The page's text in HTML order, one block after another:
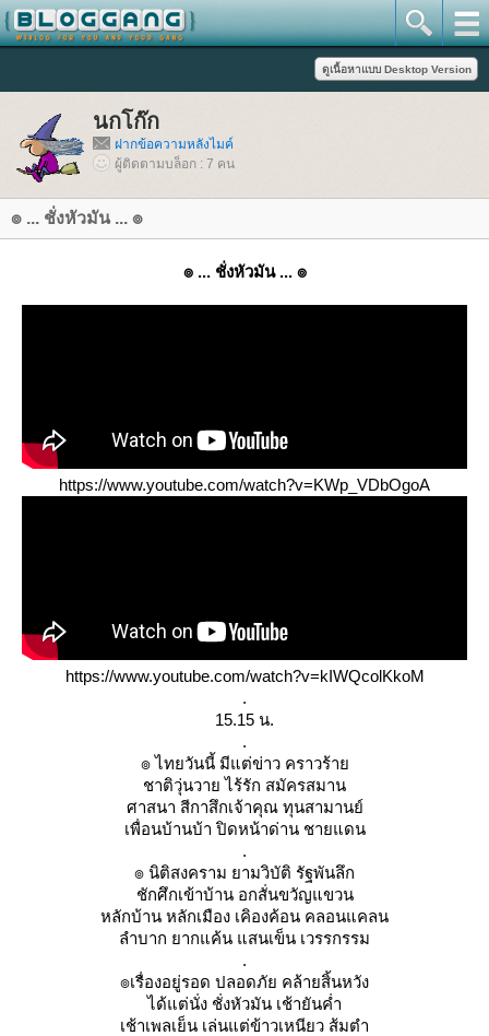
นกโก๊ก
ฝากข้อความหลังไมค์
ผู้ติดตามบล็อก : 7 คน
๏ ... ชั่งหัวมัน ... ๏
๏ ... ชั่งหัวมัน ... ๏
https://www.youtube.com/watch?v=KWp_VDbOgoA
https://www.youtube.com/watch?v=kIWQcolKkoM
.
15.15 น.
.
๏ ไทยวันนี้ มีแต่ข่าว คราวร้า
ชาติวุ่นวาย ไร้รัก สมัครสมาน
ศาสนา สีกาสึกเจ้าคุณ ทุนสามานย์
เพื่อนบ้านบ้า ปิดหน้าด่าน ชายแดน
.
๏ นิติสงคราม ยามวิบัติ รัฐพันลึก
ชักศึกเข้าบ้าน อกสั่นขวัญแขวน
หลักบ้าน หลักเมือง เคิองค้อน คลอนแคลน
ลำบาก ยากแค้น แสนเข็น เวรรกรรม
.
๏เรื่องอยู่รอด ปลอดภัย คล้ายสิ้นหวัง
ได้แต่นั่ง ชั่งหัวมัน เช้ายันค่ำ
เช้าเพลเย็น เล่นแต่ข้าวเหนียว ส้มตำ